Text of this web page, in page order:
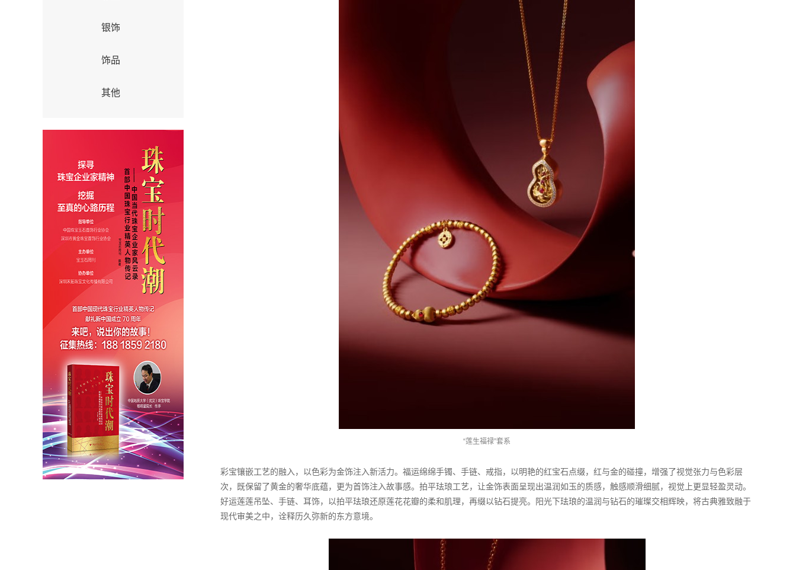
银饰
饰品
其他
“莲生福禄”套系
彩宝镶嵌工艺的融入，以色彩为金饰注入新活力。福运绵绵手镯、手链、戒指，以明艳的红宝石点缀，红与金的碰撞，增强了视觉张力与色彩层
次，既保留了黄金的奢华底蕴，更为首饰注入故事感。拍平珐琅工艺，让金饰表面呈现出温润如玉的质感，触感顺滑细腻，视觉上更显轻盈灵动。
好运莲莲吊坠、手链、耳饰，以拍平珐琅还原莲花花瓣的柔和肌理，再缀以钻石提亮。阳光下珐琅的温润与钻石的璀璨交相辉映，将古典雅致融于
现代审美之中，诠释历久弥新的东方意境。